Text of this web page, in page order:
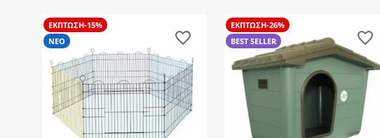
ΕΚΠΤΩΣΗ-15%
ΝΕΟ
ΕΚΠΤΩΣΗ-26%
BEST SELLER